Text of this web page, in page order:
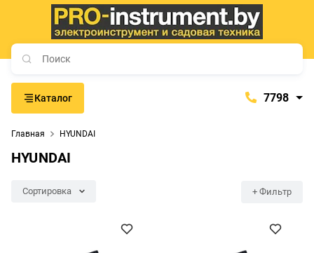
Каталог 7798
с 9:00 до 20:00
Главная HYUNDAI
HYUNDAI
Сортировка + Фильтр